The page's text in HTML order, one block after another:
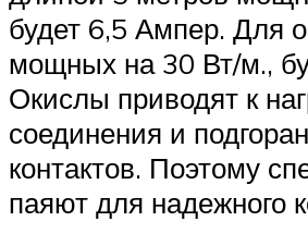
будет 6,5 Ампер. Для
мощных на 30 Вт/м.,
Окислы приводят к
соединения и
контактов. Поэтому
паяют для надежного